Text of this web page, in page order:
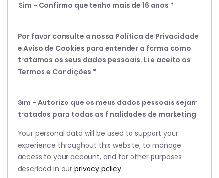
Sim - Confirmo que tenho mais de 16 anos *
Por favor consulte a nossa Política de Privacidade
e Aviso de Cookies para entender a forma como
tratamos os seus dados pessoais. Li e aceito os
Termos e Condições *
Sim - Autorizo que os meus dados pessoais sejam
tratados para todas as finalidades de marketing.
Your personal data will be used to support your
experience throughout this website, to manage
access to your account, and for other purposes
described in our privacy policy.